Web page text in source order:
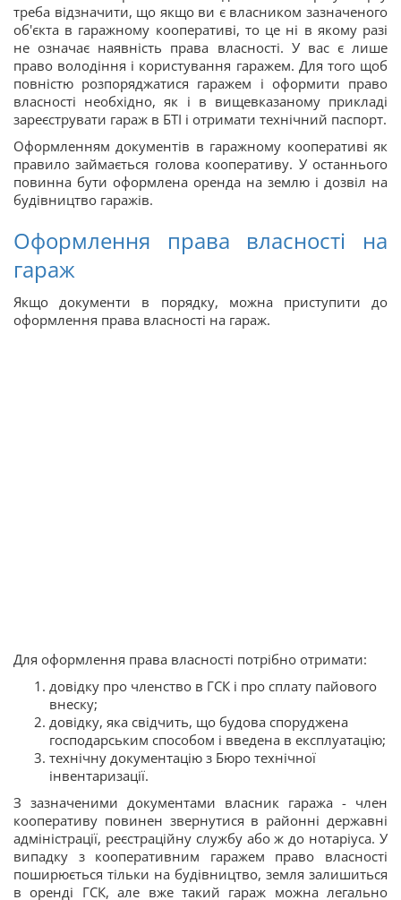
треба відзначити, що якщо ви є власником зазначеного
об'єкта в гаражному кооперативі, то це ні в якому разі
не означає наявність права власності. У вас є лише
право володіння і користування гаражем. Для того щоб
повністю розпоряджатися гаражем і оформити право
власності необхідно, як і в вищевказаному прикладі
зареєструвати гараж в БТІ і отримати технічний паспорт.
Оформленням документів в гаражному кооперативі як
правило займається голова кооперативу. У останнього
повинна бути оформлена оренда на землю і дозвіл на
будівництво гаражів.
Оформлення права власності на
гараж
Якщо документи в порядку, можна приступити до
оформлення права власності на гараж.
Для оформлення права власності потрібно отримати:
довідку про членство в ГСК і про сплату пайового
внеску;
довідку, яка свідчить, що будова споруджена
господарським способом і введена в експлуатацію;
технічну документацію з Бюро технічної
інвентаризації.
З зазначеними документами власник гаража - член
кооперативу повинен звернутися в районні державні
адміністрації, реєстраційну службу або ж до нотаріуса. У
випадку з кооперативним гаражем право власності
поширюється тільки на будівництво, земля залишиться
в оренді ГСК, але вже такий гараж можна легально